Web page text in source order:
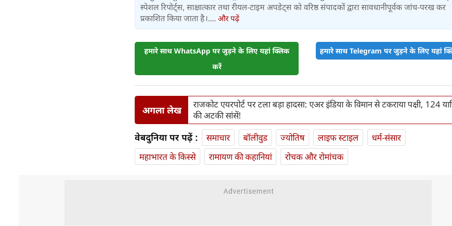
स्पेशल रिपोर्ट्स, साक्षात्कार तथा रीयल-टाइम अपडेट्स को वरिष्ठ संपादकों द्वारा सावधानीपूर्वक जांच-परख कर
प्रकाशित किया जाता है।.... और पढ़ें
हमारे साथ WhatsApp पर जुड़ने के लिए यहां क्लिक
करें
हमारे साथ Telegram पर जुड़ने के लिए यहां
अगला लेख
राजकोट एयरपोर्ट पर टला बड़ा हादसा: एअर इंडिया के विमान से टकराया पक्षी, 124
की अटकी सांसें!
वेबदुनिया पर पढ़ें : समाचार बॉलीवुड ज्योतिष लाइफ स्‍टाइल
धर्म-संसार
महाभारत के किस्से
रामायण की कहानियां रोचक और रोमांचक